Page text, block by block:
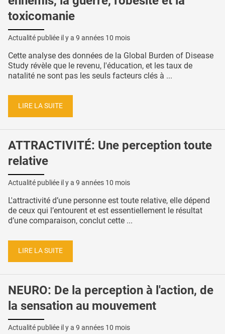
toxicomanie
Actualité publiée il y a 9 années 10 mois
Cette analyse des données de la Global Burden of Disease
Study révèle que le revenu, l'éducation, et les taux de
natalité ne sont pas les seuls facteurs clés à ...
LIRE LA SUITE
ATTRACTIVITÉ: Une perception toute
relative
Actualité publiée il y a 9 années 10 mois
L'attractivité d’une personne est toute relative, elle dépend
de ceux qui l’entourent et est essentiellement le résultat
d’une comparaison, conclut cette ...
LIRE LA SUITE
NEURO: De la perception à l'action, de
la sensation au mouvement
Actualité publiée il y a 9 années 10 mois